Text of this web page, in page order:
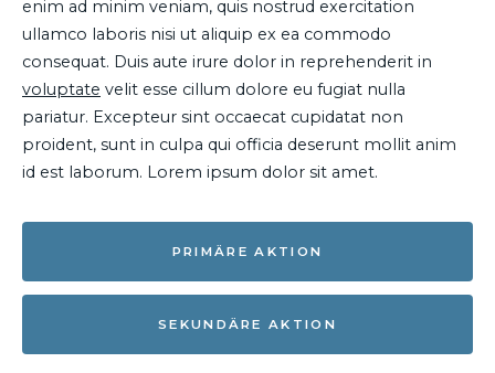
enim ad minim veniam, quis nostrud exercitation
ullamco laboris nisi ut aliquip ex ea commodo
consequat. Duis aute irure dolor in reprehenderit in
voluptate velit esse cillum dolore eu fugiat nulla
pariatur. Excepteur sint occaecat cupidatat non
proident, sunt in culpa qui officia deserunt mollit anim
id est laborum. Lorem ipsum dolor sit amet.
PRIMÄRE AKTION
SEKUNDÄRE AKTION